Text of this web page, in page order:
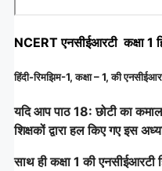
NCERT एनसीईआरटी कक्षा 1
हिंदी-रिमझिम-1, कक्षा – 1, की
यदि आप पाठ 18: छोटी का
शिक्षकों द्वारा हल किए गए इस
साथ ही कक्षा 1 की